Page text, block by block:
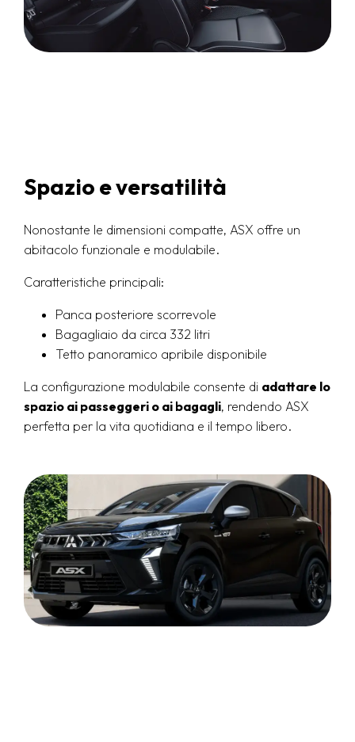
Spazio e versatilità
Nonostante le dimensioni compatte, ASX offre un
abitacolo funzionale e modulabile.
Caratteristiche principali:
Panca posteriore scorrevole
Bagagliaio da circa 332 litri
Tetto panoramico apribile disponibile
La configurazione modulabile consente di adattare lo
spazio ai passeggeri o ai bagagli, rendendo ASX
perfetta per la vita quotidiana e il tempo libero.